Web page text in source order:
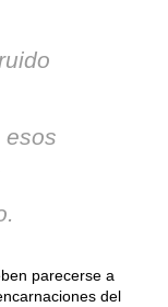
esos
parecerse a
del